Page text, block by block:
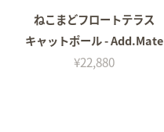
ねこまどフロートテラス
キャットポール - Add.Mate
¥22,880